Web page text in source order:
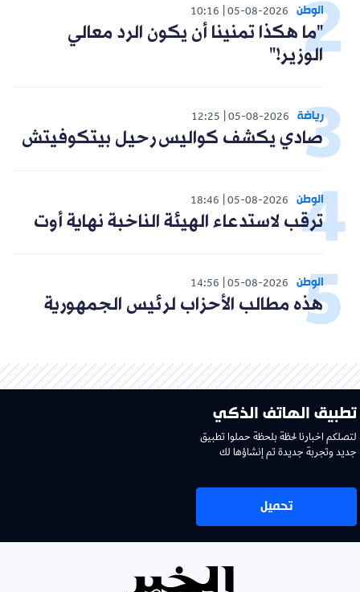
الوطن 05-08-2026
10:16
"ما هكذا تمنينا أن يكون الرد معالي
الوزير!"
رياضة 05-08-2026
12:25
صادي يكشف كواليس رحيل بيتكوفيتش
الوطن 05-08-2026
18:46
ترقب لاستدعاء الهيئة الناخبة نهاية أوت
الوطن 05-08-2026
14:56
هذه مطالب الأحزاب لرئيس الجمهورية
تطبيق الهاتف الذكي
لتصلكم اخبارنا لحظة بلحظة حملوا تطبيق
جديد وتجربة جديدة تم إنشاؤها لك
تحميل